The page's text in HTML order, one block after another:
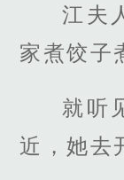
江夫
家煮饺子
就听
近，她去